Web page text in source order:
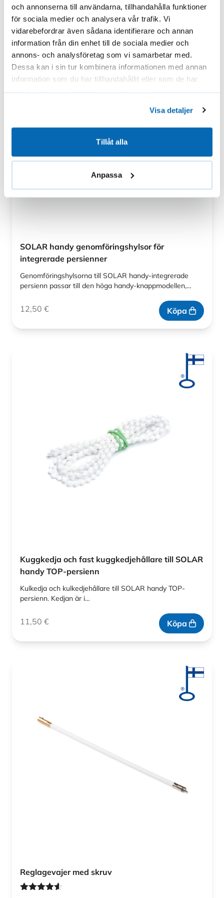
och annonserna till användarna, tillhandahålla funktioner
för sociala medier och analysera vår trafik. Vi
vidarebefordrar även sådana identifierare och annan
information från din enhet till de sociala medier och
annons- och analysföretag som vi samarbetar med.
Dessa kan i sin tur kombinera informationen med annan
information som du har tillhandahållit eller som de har
Visa detaljer
Tillåt alla
Anpassa
SOLAR handy genomföringshylsor för
integrerade persienner
Genomföringshylsorna till SOLAR handy-integrerade
persienn passar till den höga handy-knappmodellen,…
12,50 € Köpa
Kuggkedja och fast kuggkedjehållare till SOLAR
handy TOP-persienn
Kulkedja och kulkedjehållare till SOLAR handy TOP-
persienn. Kedjan är i…
11,50 € Köpa
Reglagevajer med skruv